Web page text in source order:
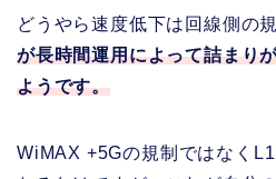
どうやら速度低下は回線側の
が長時間運用によって詰まり
ようです。
WiMAX +5Gの規制ではなく